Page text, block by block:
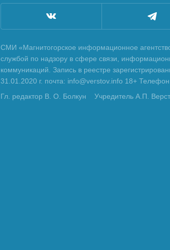
СМИ «Магнитогорское информационное
службой по надзору в сфере связи,
коммуникаций. Запись в реестре
31.01.2020 г. почта: info@verstov.info 18+
Гл. редактор В. О. Болкун
Учредитель А.П.